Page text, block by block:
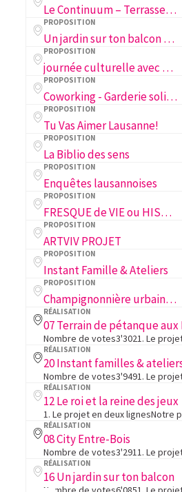
Le Continuum – Terrasse/Bar & Evènements
PROPOSITION
Un jardin sur ton balcon et dans ton appart!
PROPOSITION
journée culturelle avec des APEMS dans une institution culturelle lausannoise
PROPOSITION
Coworking - Garderie solidaire I work U play
PROPOSITION
Tu Vas Aimer Lausanne!
PROPOSITION
La Biblio des sens
PROPOSITION
Enquêtes lausannoises
PROPOSITION
FRESQUE de VIE ou HISTOIRES en COULEURS ou ART MURAL en LIBERTÉ
PROPOSITION
ARTVIV PROJET
PROPOSITION
Instant Famille & Ateliers
PROPOSITION
Champignonnière urbaine - Cultiver l'avenir durablement
RÉALISATION
RÉALISATION
20 Instant familles &
RÉALISATION
12 Le roi et la reine des jeux
RÉALISATION
08 City Entre-Bois
RÉALISATION
16 Un jardin sur ton balcon